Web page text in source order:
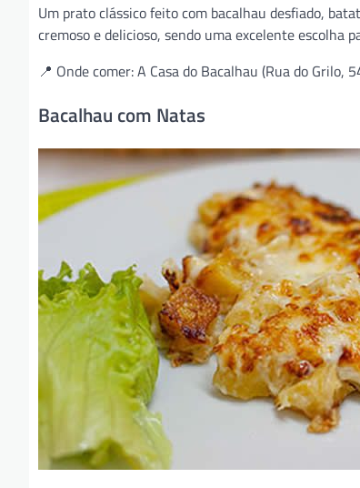
Um prato clássico feito com bacalhau desfiado,
cremoso e delicioso, sendo uma excelente escolha
📍 Onde comer: A Casa do Bacalhau (Rua do Grilo,
Bacalhau com Natas